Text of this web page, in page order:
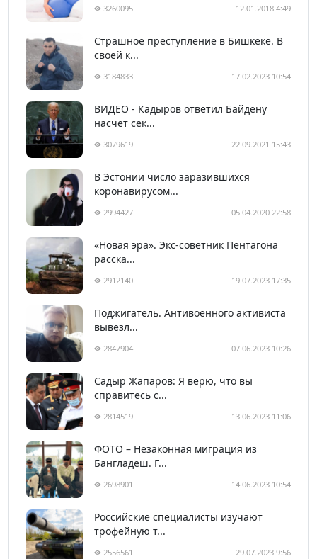
3260095 12.01.2018 4:49
Страшное преступление в Бишкеке. В
своей к...
3184833 17.02.2023 10:54
ВИДЕО - Кадыров ответил Байдену
насчет сек...
3079619 22.09.2021 15:43
В Эстонии число заразившихся
коронавирусом...
2994427 05.04.2020 22:58
«Новая эра». Экс-советник Пентагона
расска...
2912140 19.07.2023 17:35
Поджигатель. Антивоенного активиста
вывезл...
2847904 07.06.2023 10:26
Садыр Жапаров: Я верю, что вы
справитесь с...
2814519 13.06.2023 11:06
ФОТО – Незаконная миграция из
Бангладеш. Г...
2698901 14.06.2023 10:54
Российские специалисты изучают
трофейную т...
2556561 29.07.2023 9:56